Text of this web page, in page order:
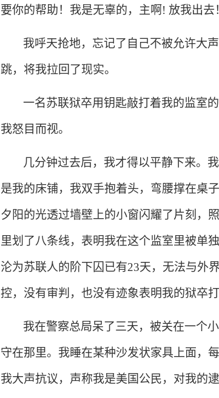
要你的帮助！我是无辜的，主啊! 放我出去
我呼天抢地，忘记了自己不被允许大
跳，将我拉回了现实。
一名苏联狱卒用钥匙敲打着我的监室
我怒目而视。
几分钟过去后，我才得以平静下来。
是我的床铺，我双手抱着头，弯腰撑在桌
夕阳的光透过墙壁上的小窗闪耀了片刻，
里划了八条线，表明我在这个监室里被单
沦为苏联人的阶下囚已有23天，无法与外
控，没有审判，也没有迹象表明我的狱卒打
我在警察总局呆了三天，被关在一个
守在那里。我睡在某种沙发状家具上面，
我大声抗议，声称我是美国公民，对我的